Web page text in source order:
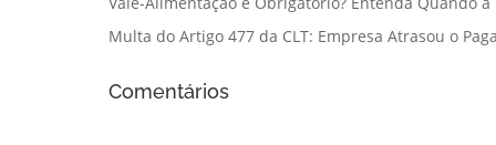
Multa do Artigo 477 da CLT: Empresa Atrasou o
Comentários